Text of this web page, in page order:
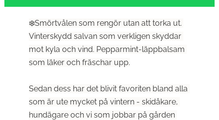
❄️Smörtvålen som rengör utan att torka ut.
Vinterskydd salvan som verkligen skyddar
mot kyla och vind. Pepparmint-läppbalsam
som läker och fräschar upp.
Sedan dess har det blivit favoriten bland alla
som är ute mycket på vintern - skidåkare,
hundägare och vi som jobbar på gården